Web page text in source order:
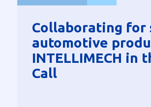
Collaborating for
automotive
INTELLIMECH in
Call